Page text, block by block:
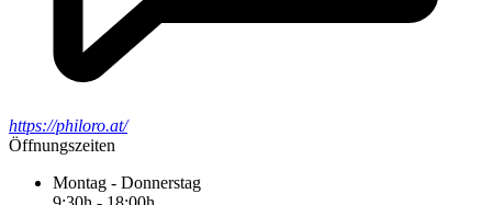
https://philoro.at/
Öffnungszeiten
Montag - Donnerstag